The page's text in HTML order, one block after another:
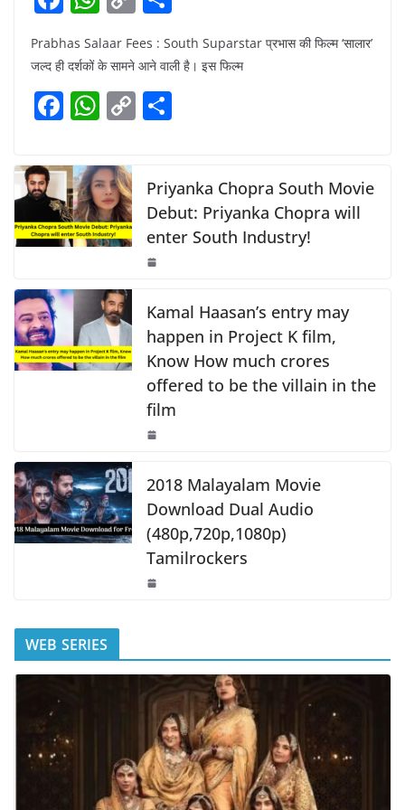
c
e
b
o
k
at
s
A
p
p
y
Li
ar
Prabhas Salaar Fees : South Suparstar प्रभास की फिल्म ‘सालार’
जल्द ही दर्शकों के सामने आने वाली है। इस फिल्म
F
c
e
b
o
k
W
at
s
A
p
C
y
Li
n
k
e
Priyanka Chopra South Movie
Debut: Priyanka Chopra will
enter South Industry!
Kamal Haasan’s entry may
happen in Project K film,
Know How much crores
offered to be the villain in the
film
2018 Malayalam Movie
Download Dual Audio
(480p,720p,1080p)
Tamilrockers
WEB SERIES